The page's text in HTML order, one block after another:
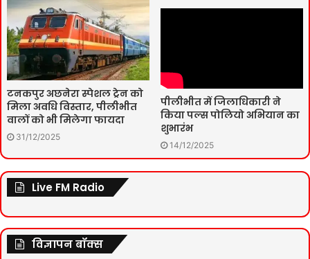
टनकपुर अछनेरा स्पेशल ट्रेन को
मिला अवधि विस्तार, पीलीभीत
वालों को भी मिलेगा फायदा
31/12/2025
पीलीभीत में जिलाधिकारी ने
किया पल्स पोलियो अभियान का
शुभारंभ
14/12/2025
Live FM Radio
विज्ञापन बॉक्स